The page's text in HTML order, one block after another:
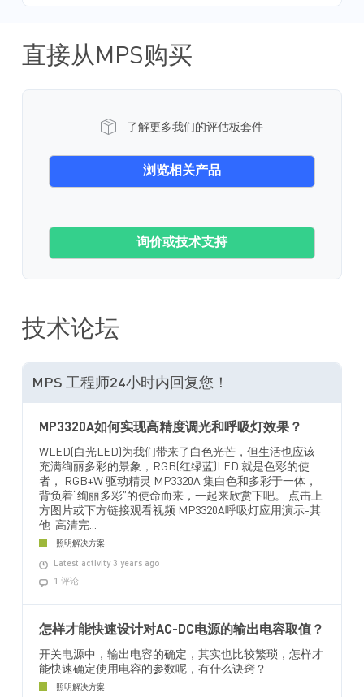
直接从MPS购买
了解更多我们的评估板套件
浏览相关产品
询价或技术支持
技术论坛
MPS 工程师24小时内回复您！
MP3320A如何实现高精度调光和呼吸灯效果？
WLED(白光LED)为我们带来了白色光芒，但生活也应该
充满绚丽多彩的景象，RGB(红绿蓝)LED 就是色彩的使
者， RGB+W 驱动精灵 MP3320A 集白色和多彩于一体，
背负着“绚丽多彩”的使命而来，一起来欣赏下吧。 点击上
方图片或下方链接观看视频 MP3320A呼吸灯应用演示-其
他-高清完...
照明解决方案
Latest activity 3 years ago
1 评论
怎样才能快速设计对AC-DC电源的输出电容取值？
开关电源中，输出电容的确定，其实也比较繁琐，怎样才
能快速确定使用电容的参数呢，有什么诀窍？
照明解决方案